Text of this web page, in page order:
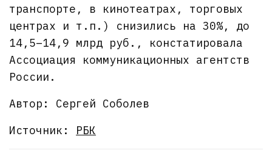
транспорте, в кинотеатрах, торговых
центрах и т.п.) снизились на 30%, до
14,5–14,9 млрд руб., констатировала
Ассоциация коммуникационных агентств
России.
Автор: Сергей Соболев
Источник: РБК